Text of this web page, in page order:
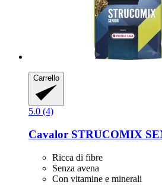
Carrello
5.0 (4)
Cavalor STRUCOMIX
Ricca di fibre
Senza avena
Con vitamine e minerali